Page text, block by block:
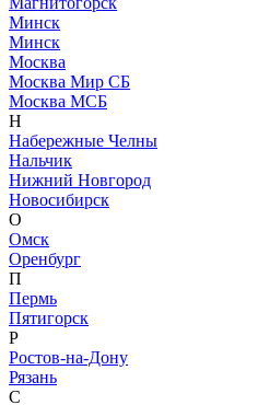
Минск
Минск
Москва
Москва Мир СБ
Москва МСБ
Н
Набережные Челны
Нальчик
Нижний Новгород
Новосибирск
О
Омск
Оренбург
П
Пермь
Пятигорск
Р
Ростов-на-Дону
Рязань
С